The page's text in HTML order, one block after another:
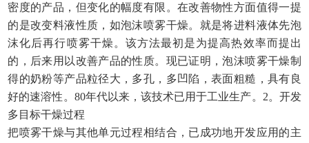
密度的产品，但变化的幅度有限。在改善物性方面值得一提
的是改变料液性质，如泡沫喷雾干燥。就是将进料液体先泡
沫化后再行喷雾干燥。该方法最初是为提高热效率而提出
的，后来用以改善产品的性质。现已证明，泡沫喷雾干燥制
得的奶粉等产品粒径大，多孔，多凹陷，表面粗糙，具有良
好的速溶性。80年代以来，该技术已用于工业生产。2。开发
多目标干燥过程
把喷雾干燥与其他单元过程相结合，已成功地开发应用的主